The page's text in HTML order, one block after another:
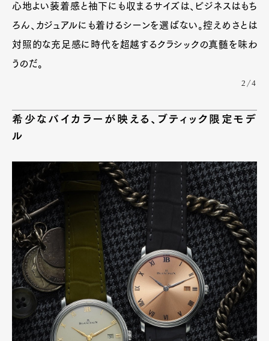
心地よい装着感と袖下にも収まるサイズは、ビジネスはもち
ろん、カジュアルにも着けるシーンを選ばない。控えめさとは
対照的な充足感に時代を超越するクラシックの真髄を味わ
うのだ。
2/4
希少なバイカラーが映える、ブティック限定モデ
ル